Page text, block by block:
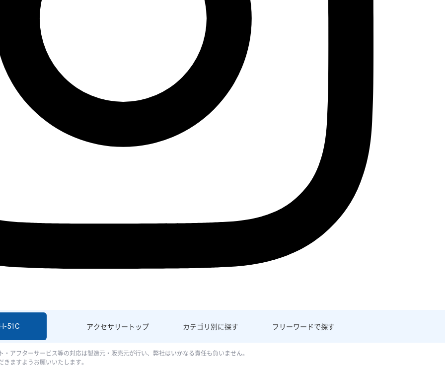
アクセサリー トップ カテゴリ別に探す フリーワードで探す
51C
アフターサービス等の対応は製造元・販売元が行い、弊社はいかなる責任も負いません。
ますようお願いいたします。